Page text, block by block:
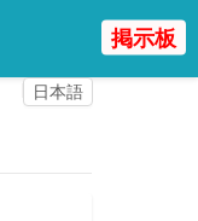
日本語
掲示板